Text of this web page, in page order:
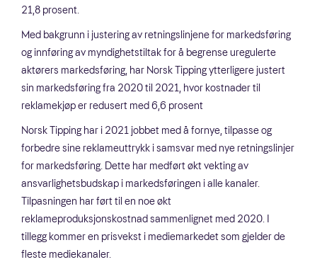
21,8 prosent.
Med bakgrunn i justering av retningslinjene for markedsføring
og innføring av myndighetstiltak for å begrense uregulerte
aktørers markedsføring, har Norsk Tipping ytterligere justert
sin markedsføring fra 2020 til 2021, hvor kostnader til
reklamekjøp er redusert med 6,6 prosent
Norsk Tipping har i 2021 jobbet med å fornye, tilpasse og
forbedre sine reklameuttrykk i samsvar med nye retningslinjer
for markedsføring. Dette har medført økt vekting av
ansvarlighetsbudskap i markedsføringen i alle kanaler.
Tilpasningen har ført til en noe økt
reklameproduksjonskostnad sammenlignet med 2020. I
tillegg kommer en prisvekst i mediemarkedet som gjelder de
fleste mediekanaler.